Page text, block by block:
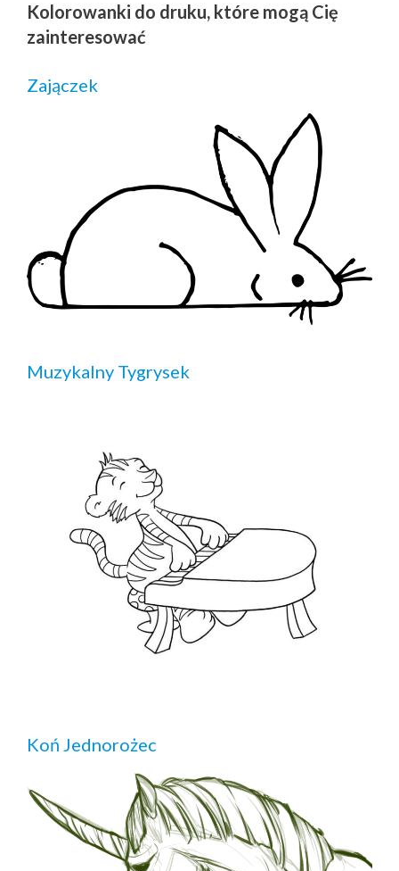
Kolorowanki do druku, które mogą Cię
zainteresować
Zajączek
Muzykalny Tygrysek
Koń Jednorożec